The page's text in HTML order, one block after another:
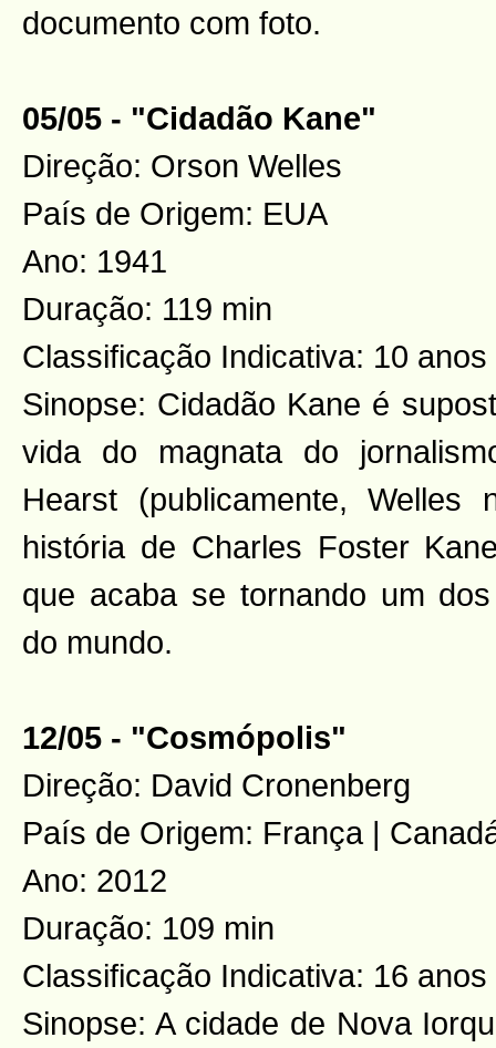
documento com foto.
05/05 - "Cidadão Kane"
Direção: Orson Welles
País de Origem: EUA
Ano: 1941
Duração: 119 min
Classificação Indicativa: 10 anos
Sinopse: Cidadão Kane é
vida do magnata do
Hearst (publicamente,
história de Charles Foster
que acaba se tornando um
do mundo.
12/05 - "Cosmópolis"
Direção: David Cronenberg
País de Origem: França |
Ano: 2012
Duração: 109 min
Classificação Indicativa: 16 anos
Sinopse: A cidade de Nova